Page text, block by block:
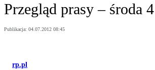
Przegląd prasy – środa
Publikacja: 04.07.2012 08:45
rp.pl